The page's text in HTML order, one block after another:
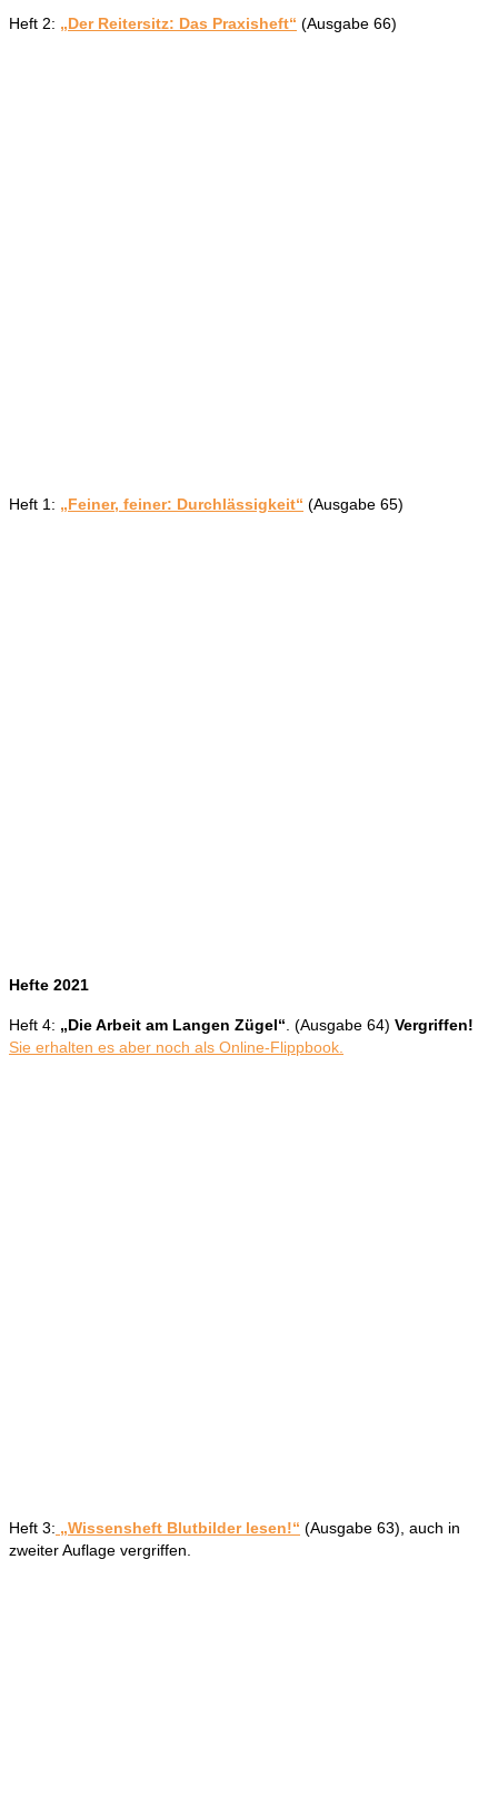
Heft 2: „Der Reitersitz: Das Praxisheft“ (Ausgabe 66)
Heft 1: „Feiner, feiner: Durchlässigkeit“ (Ausgabe 65)
Hefte 2021
Heft 4: „Die Arbeit am Langen Zügel“ . (Ausgabe 64) Vergriffen!
Sie erhalten es aber noch als Online-Flippbook.
Heft 3: „Wissensheft Blutbilder lesen!“ (Ausgabe 63), auch in
zweiter Auflage vergriffen.